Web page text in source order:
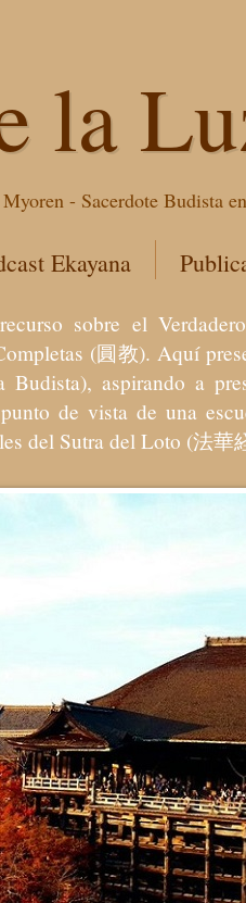
la
- Sacerdote Budista
Ekayana
sobre el
(圓教). Aquí
aspirando a
de vista de una
del Sutra del Loto (法華